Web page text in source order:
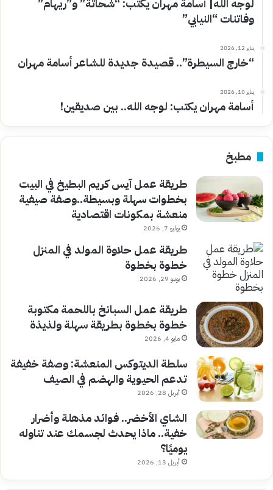
لوجه الله| أسامة مهران يكتب: “شحاتة” و”ريهام”
وفاتنات “النيابي”
يناير 12, 2026
“خارج السيطرة”.. قصيدة جديدة للشاعر أسامة مهران
يناير 10, 2026
أسامة مهران يكتب: لوجه الله.. بين صديقين!
مطبخ
طريقة عمل آيس كريم البطيخ في البيت
بخطوات سهلة وبسيطة..وصفة صيفية
منعشة بمكونات اقتصادية
يوليو 7, 2026
طريقة عمل حلاوة المولد في المنزل
خطوة بخطوة
يونيو 29, 2026
طريقة عمل السبانخ باللحمة مكتوبة
خطوة بخطوة بطريقة سهلة ولذيذة
مايو 4, 2026
سلطة الديتوكس المنعشة: وصفة خفيفة
تدعم الحيوية والهضم في الصيف
أبريل 28, 2026
الشاي الأخضر.. فوائد مذهلة وأضرار
خفية.. ماذا يحدث لجسمك عند تناوله
يوميًا؟
أبريل 13, 2026